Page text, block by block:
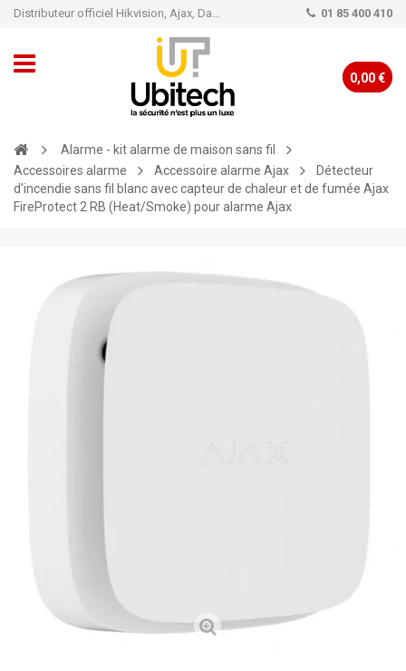
Distributeur officiel Hikvision, Ajax, Dahua, TP-Link - Caméra de vidéo surveillance - Alarme 01 85 400 410
0,00 €
Alarme - kit alarme de maison sans fil
Accessoires alarme
Accessoire alarme Ajax
Détecteur
d'incendie sans fil blanc avec capteur de chaleur et de fumée Ajax
FireProtect 2 RB (Heat/Smoke) pour alarme Ajax